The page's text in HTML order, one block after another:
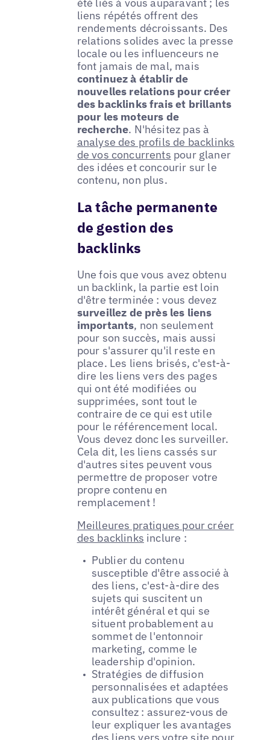
liens répétés offrent des
rendements décroissants. Des
relations solides avec la presse
locale ou les influenceurs ne
font jamais de mal, mais
continuez à établir de
nouvelles relations pour créer
des backlinks frais et brillants
pour les moteurs de
recherche. N'hésitez pas à
analyse des profils de backlinks
de vos concurrents pour glaner
des idées et concourir sur le
contenu, non plus.
La tâche permanente
de gestion des
backlinks
Une fois que vous avez obtenu
un backlink, la partie est loin
d'être terminée : vous devez
surveillez de près les liens
importants, non seulement
pour son succès, mais aussi
pour s'assurer qu'il reste en
place. Les liens brisés, c'est-à-
dire les liens vers des pages
qui ont été modifiées ou
supprimées, sont tout le
contraire de ce qui est utile
pour le référencement local.
Vous devez donc les surveiller.
Cela dit, les liens cassés sur
d'autres sites peuvent vous
permettre de proposer votre
propre contenu en
remplacement !
Meilleures pratiques pour créer
des backlinks inclure :
Publier du contenu
susceptible d'être associé à
des liens, c'est-à-dire des
sujets qui suscitent un
intérêt général et qui se
situent probablement au
sommet de l'entonnoir
marketing, comme le
leadership d'opinion.
Stratégies de diffusion
personnalisées et adaptées
aux publications que vous
consultez : assurez-vous de
leur expliquer les avantages